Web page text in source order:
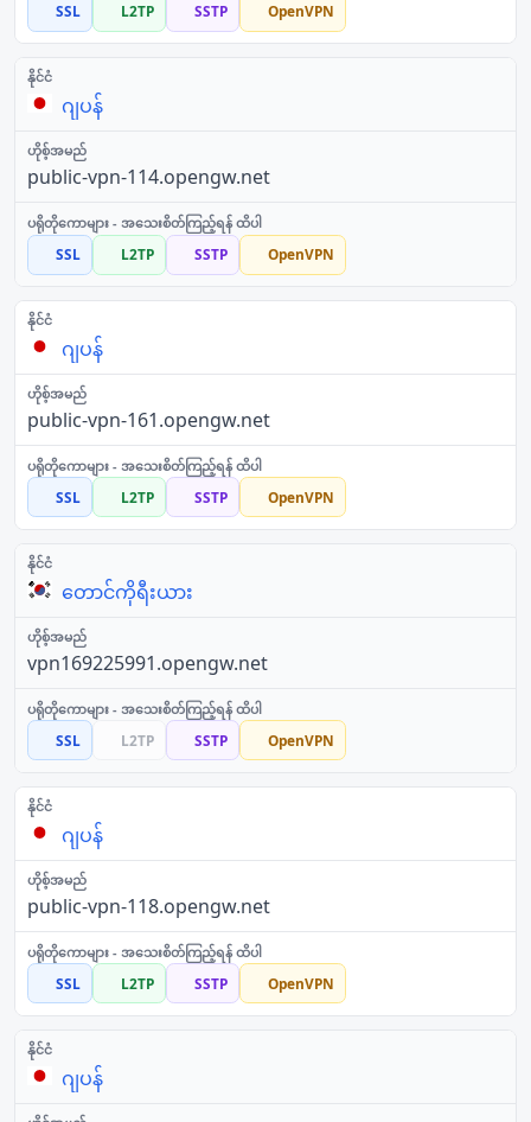
SSL L2TP SSTP OpenVPN
ဂျပန်
public-vpn-114.opengw.net
SSL L2TP SSTP OpenVPN
ဂျပန်
public-vpn-161.opengw.net
SSL L2TP SSTP OpenVPN
တောင်ကိုရီးယား
vpn169225991.opengw.net
SSL L2TP SSTP OpenVPN
ဂျပန်
public-vpn-118.opengw.net
SSL L2TP SSTP OpenVPN
ဂျပန်